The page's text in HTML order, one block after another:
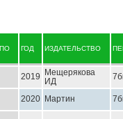
ГОД
ИЗДАТЕЛЬСТВО
2019
Мещерякова
ИД
2020 Мартин